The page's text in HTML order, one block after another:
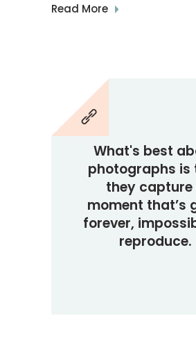
Read More
What's best
photographs is
they capture
moment that’s
forever,
reproduce.